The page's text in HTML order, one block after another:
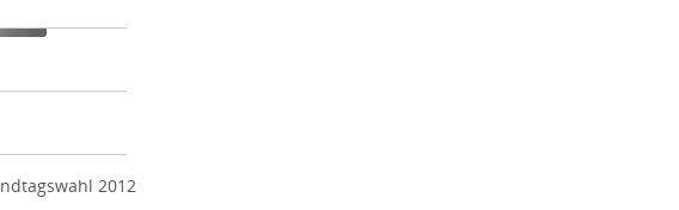
2012